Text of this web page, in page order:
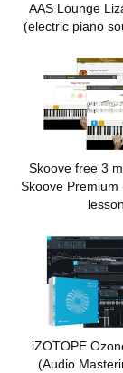
AAS Lounge
(electric piano
Skoove free 3
Skoove Premium
iZOTOPE
(Audio